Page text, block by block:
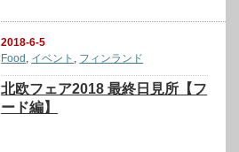
2018-6-5
Food , イベント , フィンランド
北欧フェア2018 最終日見所【フ
ード編】